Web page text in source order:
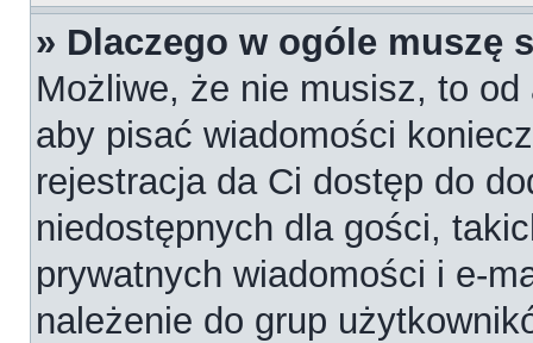
» Dlaczego w ogóle muszę
Możliwe, że nie musisz, to
aby pisać wiadomości
rejestracja da Ci dostęp do
niedostępnych dla gości,
prywatnych wiadomości i e-
należenie do grup